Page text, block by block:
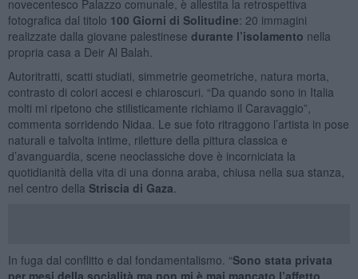
novecentesco Palazzo comunale, è allestita la retrospettiva
fotografica dal titolo 100 Giorni di Solitudine: 20 immagini
realizzate dalla giovane palestinese durante l’isolamento nella
propria casa a Deir Al Balah.
Autoritratti, scatti studiati, simmetrie geometriche, natura morta,
contrasto di colori accesi e chiaroscuri. “Da quando sono in Italia
molti mi ripetono che stilisticamente richiamo il Caravaggio”,
commenta sorridendo Nidaa. Le sue foto ritraggono l’artista in pose
naturali e talvolta intime, riletture della pittura classica e
d’avanguardia, scene neoclassiche dove è incorniciata la
quotidianità della vita di una donna araba, chiusa nella sua stanza,
nel centro della Striscia di Gaza
In fuga dal conflitto e dal fondamentalismo. “Sono stata privata
per mesi della socialità ma non mi è mai mancato l’affetto